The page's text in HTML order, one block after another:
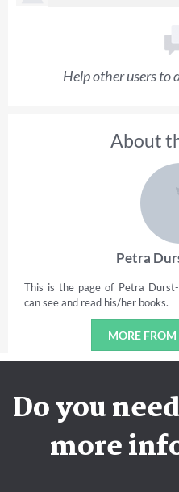
Help other users to
About
Petra
This is the page of Petra
can see and read his/her books.
MORE
Do you
more